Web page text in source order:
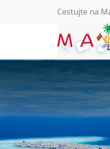
Cestujte na